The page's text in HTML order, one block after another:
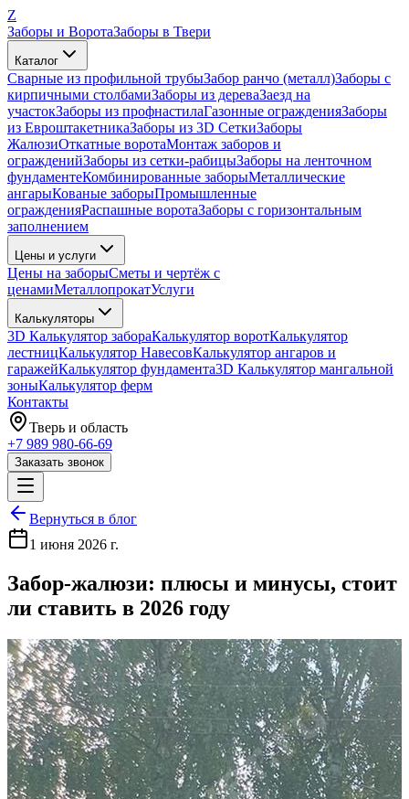
Z
Заборы и ВоротаЗаборы в Твери
Каталог
Сварные из профильной трубыЗабор ранчо (металл)Заборы с
кирпичными столбамиЗаборы из дереваЗаезд на
участокЗаборы из профнастилаГазонные огражденияЗаборы
из ЕвроштакетникаЗаборы из 3D СеткиЗаборы
ЖалюзиОткатные воротаМонтаж заборов и
огражденийЗаборы из сетки-рабицыЗаборы на ленточном
фундаментеКомбинированные заборыМеталлические
ангарыКованые заборыПромышленные
огражденияРаспашные воротаЗаборы с горизонтальным
заполнением
Цены и услуги
Цены на заборыСметы и чертёж с
ценамиМеталлопрокатУслуги
Калькуляторы
3D Калькулятор забораКалькулятор воротКалькулятор
лестницКалькулятор НавесовКалькулятор ангаров и
гаражейКалькулятор фундамента3D Калькулятор мангальной
зоныКалькулятор ферм
Контакты
Тверь и область
+7 989 980-66-69
Заказать звонок
Вернуться в блог
1 июня 2026 г.
Забор-жалюзи: плюсы и минусы, стоит
ли ставить в 2026 году